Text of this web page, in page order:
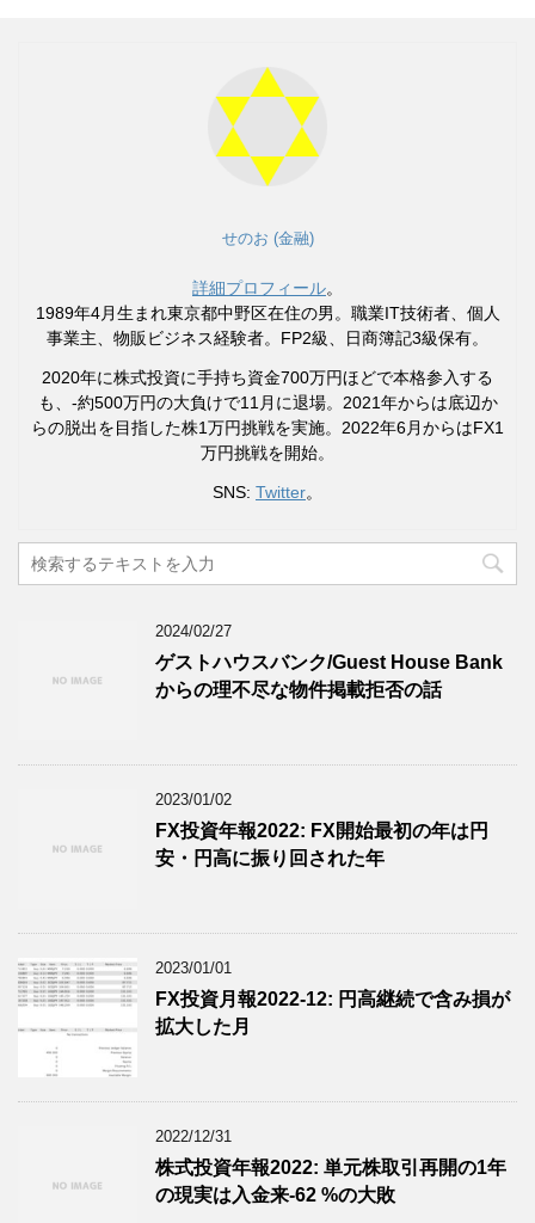
せのお (金融)
詳細プロフィール。
1989年4月生まれ東京都中野区在住の男。職業IT技術者、個人
事業主、物販ビジネス経験者。FP2級、日商簿記3級保有。
2020年に株式投資に手持ち資金700万円ほどで本格参入する
も、-約500万円の大負けで11月に退場。2021年からは底辺か
らの脱出を目指した株1万円挑戦を実施。2022年6月からはFX1
万円挑戦を開始。
SNS: Twitter。
2024/02/27
ゲストハウスバンク/Guest House Bank
からの理不尽な物件掲載拒否の話
2023/01/02
FX投資年報2022: FX開始最初の年は円
安・円高に振り回された年
2023/01/01
FX投資月報2022-12: 円高継続で含み損が
拡大した月
2022/12/31
株式投資年報2022: 単元株取引再開の1年
の現実は入金来-62 %の大敗